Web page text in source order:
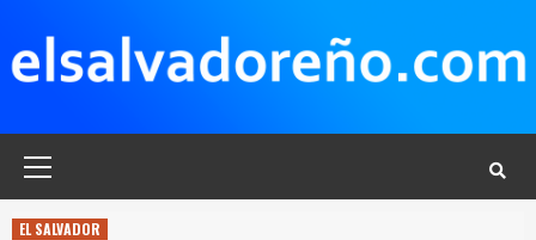
contenido
EL SALVADOR